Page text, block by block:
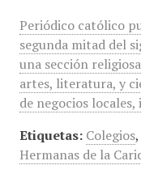
Periódico católico
segunda mitad del
una sección
artes, literatura, y
de negocios
Etiquetas: Colegios,
Hermanas de la